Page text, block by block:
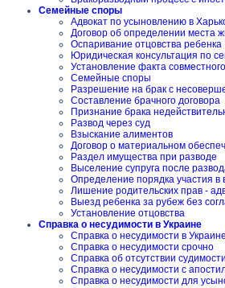
Семейные споры
Адвокат по усыновлению в
Договор об определении места
Оспаривание отцовства ребенка
Юридическая консультация по
Установление факта
Семейные споры
Разрешение на брак с
Составление брачного договора
Признание брака
Развод через суд
Взыскание алиментов
Договор о материальном
Раздел имущества при разводе
Выселение супруга после
Определение порядка участия в
Лишение родительских прав -
Выезд ребенка за рубеж без
Установление отцовства
Справка о несудимости в Украине
Справка о несудимости в Украине
Справка о несудимости срочно
Справка об отсутствии судимости
Справка о несудимости с
Справка о несудимости для